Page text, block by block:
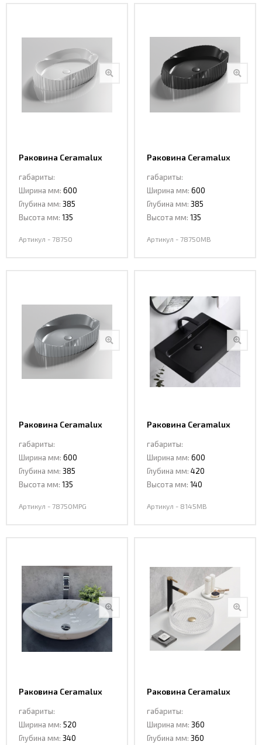
Раковина Ceramalux
габариты:
Ширина мм: 600
Глубина мм: 385
Высота мм: 135
Артикул - 78750
Раковина Ceramalux
габариты:
Ширина мм: 600
Глубина мм: 385
Высота мм: 135
Артикул - 78750MB
Раковина Ceramalux
габариты:
Ширина мм: 600
Глубина мм: 385
Высота мм: 135
Артикул - 78750MPG
Раковина Ceramalux
габариты:
Ширина мм: 600
Глубина мм: 420
Высота мм: 140
Артикул - 8145MB
Раковина Ceramalux
габариты:
Ширина мм: 520
Глубина мм: 340
Раковина Ceramalux
габариты:
Ширина мм: 360
Глубина мм: 360